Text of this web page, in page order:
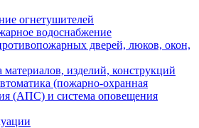
огнетушителей
водоснабжение
дверей, люков, окон,
материалов, изделий, конструкций
(пожарно-охранная
(АПС) и система оповещения